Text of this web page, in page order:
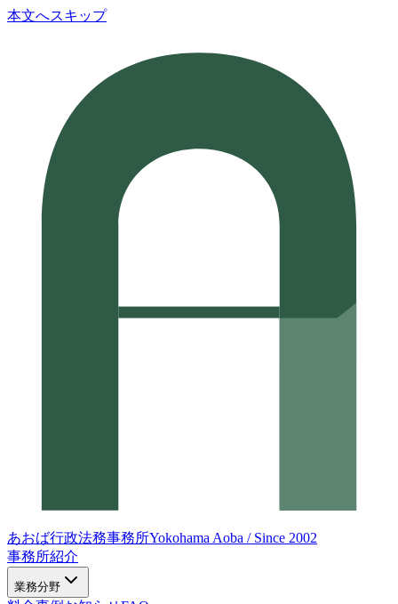
本文へスキップ
あおば行政法務事務所Yokohama Aoba / Since 2002
事務所紹介
業務分野